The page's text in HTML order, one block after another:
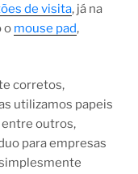
de visita, já na
o mouse pad,
corretos,
utilizamos papeis
outros,
para empresas